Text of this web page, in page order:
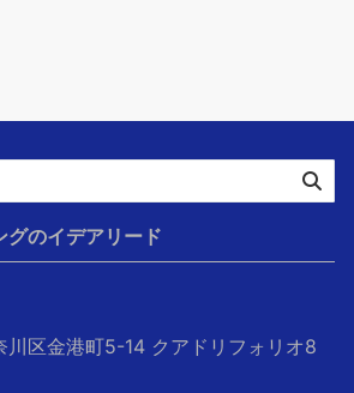
のイデアリード
川区金港町5-14 クアドリフォリオ8